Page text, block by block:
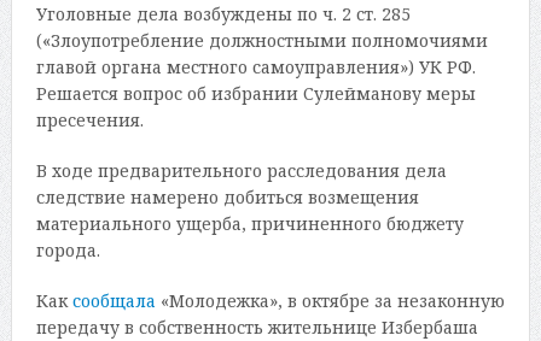
Уголовные дела возбуждены по ч. 2 ст. 285
(«Злоупотребление должностными полномочиями
главой органа местного самоуправления») УК РФ.
Решается вопрос об избрании Сулейманову меры
пресечения.
В ходе предварительного расследования дела
следствие намерено добиться возмещения
материального ущерба, причиненного бюджету
города.
Каксообщала «Молодежка», в октябре за незаконную
передачу в собственность жительнице Избербаша